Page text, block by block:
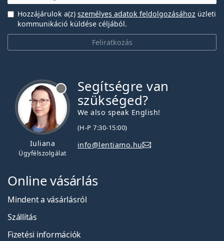
Feliratkozás
Hozzájárulok a(z) személyes adatok feldolgozásához üzleti
kommunikáció küldése céljából.
Iuliana
Ügyfélszolgálat
Segítségre van
szükséged?
We also speak English!
(H-P 7:30-15:00)
info@lentiamo.hu
Online vásárlás
Mindent a vásárlásról
Szállítás
Fizetési információk